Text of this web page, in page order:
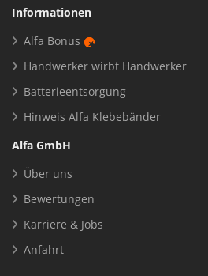
Informationen
Alfa Bonus
Handwerker wirbt Handwerker
Batterieentsorgung
Hinweis Alfa Klebebänder
Alfa GmbH
Über uns
Bewertungen
Karriere & Jobs
Anfahrt